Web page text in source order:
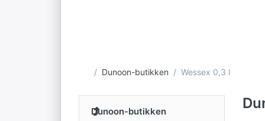
Startside
Dunoon-butikken Wessex 0,3 l
Dunoon-butikken